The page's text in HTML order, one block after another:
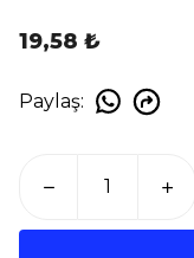
19,58 ₺
Paylaş: